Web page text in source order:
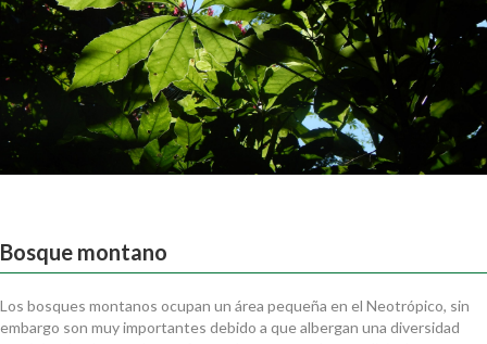
Bosque montano
Los bosques montanos ocupan un área pequeña en el Neotrópico, sin
embargo son muy importantes debido a que albergan una diversidad